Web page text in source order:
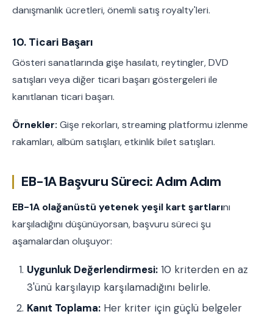
danışmanlık ücretleri, önemli satış royalty'leri.
10. Ticari Başarı
Gösteri sanatlarında gişe hasılatı, reytingler, DVD
satışları veya diğer ticari başarı göstergeleri ile
kanıtlanan ticari başarı.
Örnekler: Gişe rekorları, streaming platformu izlenme
rakamları, albüm satışları, etkinlik bilet satışları.
EB-1A Başvuru Süreci: Adım Adım
EB-1A olağanüstü yetenek yeşil kart şartlarını
karşıladığını düşünüyorsan, başvuru süreci şu
aşamalardan oluşuyor:
Uygunluk Değerlendirmesi: 10 kriterden en az
3'ünü karşılayıp karşılamadığını belirle.
Kanıt Toplama: Her kriter için güçlü belgeler